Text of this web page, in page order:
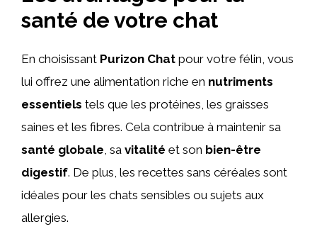
santé de votre chat
En choisissant Purizon Chat pour votre félin, vous
lui offrez une alimentation riche en nutriments
essentiels tels que les protéines, les graisses
saines et les fibres. Cela contribue à maintenir sa
santé globale, sa vitalité et son bien-être
digestif. De plus, les recettes sans céréales sont
idéales pour les chats sensibles ou sujets aux
allergies.